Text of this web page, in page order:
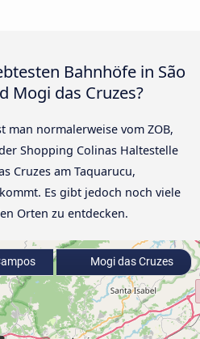
Bahnhöfe in São
Mogi das Cruzes?
man normalerweise vom ZOB,
Shopping Colinas Haltestelle
Cruzes am Taquarucu,
Es gibt jedoch noch viele
Orten zu entdecken.
Mogi das Cruzes